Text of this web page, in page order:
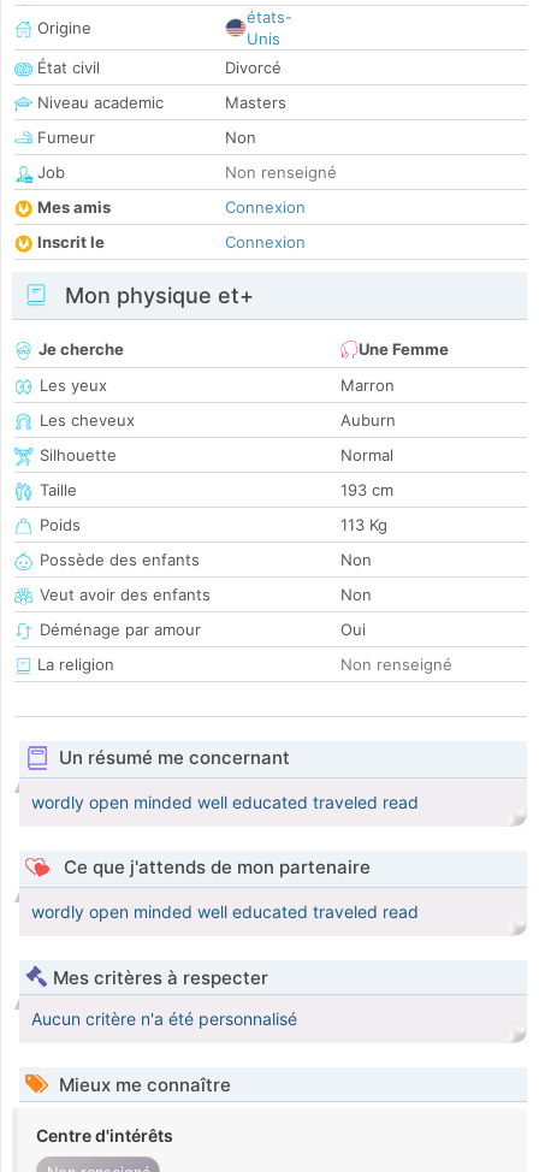
Origine
états-
Unis
État civil
Divorcé
Niveau academic
Masters
Fumeur
Non
Job
Non renseigné
Mes amis
Connexion
Inscrit le
Connexion
Mon physique et+
Je cherche
Une Femme
Les yeux
Marron
Les cheveux
Auburn
Silhouette
Normal
Taille
193 cm
Poids
113 Kg
Possède des enfants
Non
Veut avoir des enfants
Non
Déménage par amour
Oui
La religion
Non renseigné
Un résumé me concernant
wordly open minded well educated traveled read
Ce que j'attends de mon partenaire
wordly open minded well educated traveled read
Mes critères à respecter
Aucun critère n'a été personnalisé
Mieux me connaître
Centre d'intérêts